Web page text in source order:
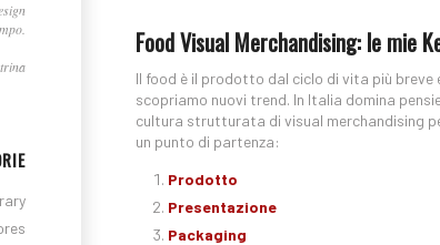
Food Visual Merchandising: le mie
Il food è il prodotto dal ciclo di vita più breve
scopriamo nuovi trend. In Italia domina
cultura strutturata di visual merchandising
un punto di partenza:
Prodotto
Presentazione
Packaging